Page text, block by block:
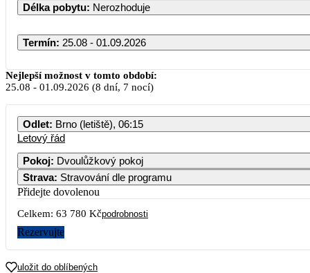
Délka pobytu: Nerozhoduje
Termín: 25.08 - 01.09.2026
Nejlepší možnost v tomto období:
25.08 - 01.09.2026 (8 dní, 7 nocí)
Odlet: Brno (letiště), 06:15
Letový řád
Pokoj: Dvoulůžkový pokoj
Strava: Stravování dle programu
Přidejte dovolenou
Celkem: 63 780 Kčpodrobnosti
Rezervujte
uložit do oblíbených